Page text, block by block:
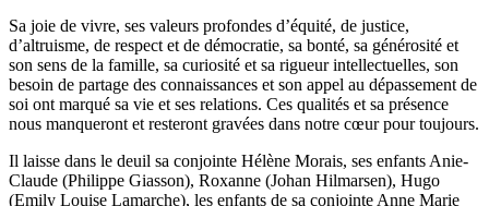
Sa joie de vivre, ses valeurs profondes d’équité, de justice,
d’altruisme, de respect et de démocratie, sa bonté, sa générosité et
son sens de la famille, sa curiosité et sa rigueur intellectuelles, son
besoin de partage des connaissances et son appel au dépassement de
soi ont marqué sa vie et ses relations. Ces qualités et sa présence
nous manqueront et resteront gravées dans notre cœur pour toujours.
Il laisse dans le deuil sa conjointe Hélène Morais, ses enfants Anie-
Claude (Philippe Giasson), Roxanne (Johan Hilmarsen), Hugo
(Emily Louise Lamarche), les enfants de sa conjointe Anne Marie